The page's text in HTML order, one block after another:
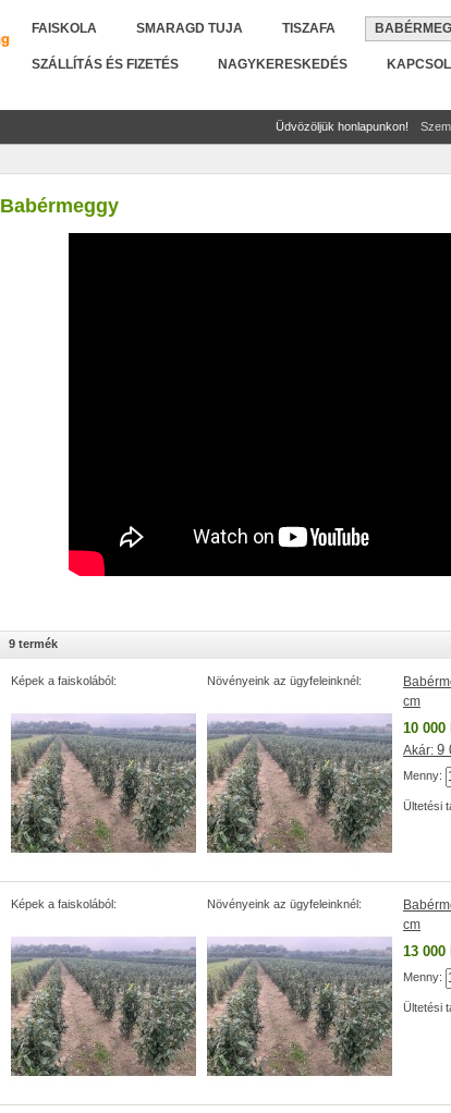
FAISKOLA SMARAGD TUJA TISZAFA
SZÁLLÍTÁS ÉS FIZETÉS NAGYKERESKEDÉS
Üdvözöljük honlapunkon!
Babérmeggy
9 termék
Képek a faiskolából: Növényeink az ügyfeleinknél:
cm
10 000
Akár: 9
Menny:
Ültetési
Képek a faiskolából: Növényeink az ügyfeleinknél:
cm
13 000
Menny:
Ültetési